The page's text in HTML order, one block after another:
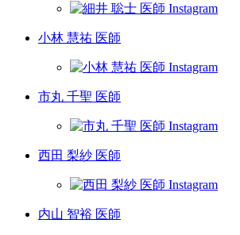
小林 慧祐 医師
市丸 千聖 医師
西田 梨紗 医師
内山 智裕 医師